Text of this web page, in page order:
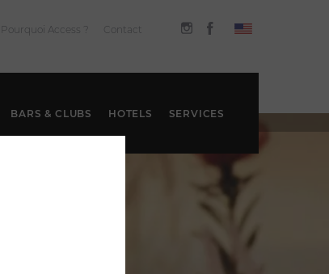
Pourquoi Access ? Contact
BARS & CLUBS HOTELS SERVICES